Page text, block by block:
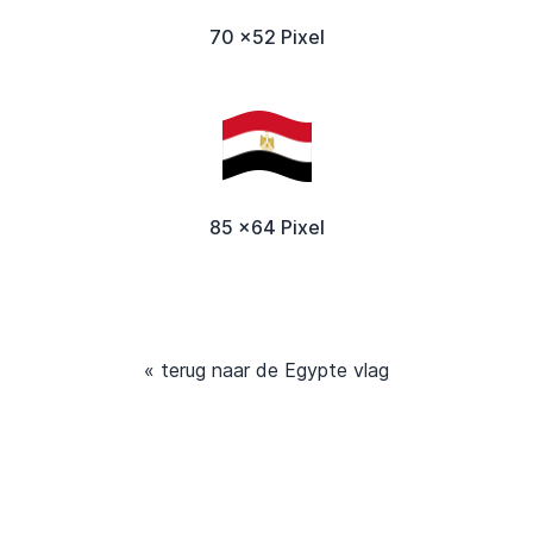
70 x52 Pixel
85 x64 Pixel
« terug naar de Egypte vlag